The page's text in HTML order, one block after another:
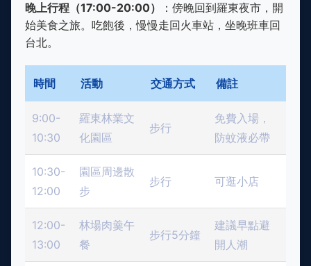
晚上行程（17:00-20:00）
：傍晚回到羅東夜市，開
始美食之旅。吃飽後，慢慢走回火車站，坐晚班車回
台北。
時間 活動 交通方式 備註
9:00-
10:30
羅東林業文
化園區
步行
免費入場，
防蚊液必帶
10:30-
12:00
園區周邊散
步
步行 可逛小店
12:00-
13:00
林場肉羹午
餐
步行5分鐘
建議早點避
開人潮